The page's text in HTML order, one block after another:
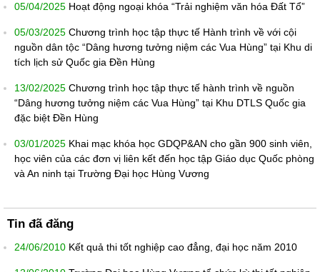
05/04/2025 Hoạt động ngoại khóa “Trải nghiệm văn hóa Đất Tổ”
05/03/2025 Chương trình học tập thực tế Hành trình về với cội
nguồn dân tộc “Dâng hương tưởng niệm các Vua Hùng” tại Khu di
tích lịch sử Quốc gia Đền Hùng
13/02/2025 Chương trình học tập thực tế hành trình về nguồn
“Dâng hương tưởng niệm các Vua Hùng” tại Khu DTLS Quốc gia
đặc biệt Đền Hùng
03/01/2025 Khai mạc khóa học GDQP&AN cho gần 900 sinh viên,
học viên của các đơn vị liên kết đến học tập Giáo dục Quốc phòng
và An ninh tại Trường Đại học Hùng Vương
Tin đã đăng
24/06/2010 Kết quả thi tốt nghiệp cao đẳng, đại học năm 2010